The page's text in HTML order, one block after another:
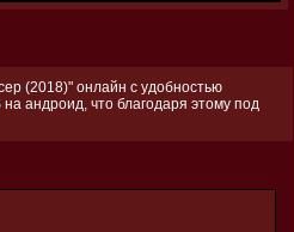
(2018)" онлайн с удобностью
андроид, что благодаря этому под